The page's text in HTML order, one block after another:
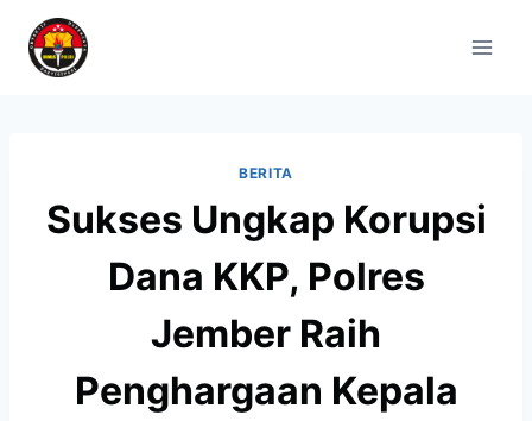
BERITA
Sukses Ungkap Korupsi
Dana KKP, Polres
Jember Raih
Penghargaan Kepala